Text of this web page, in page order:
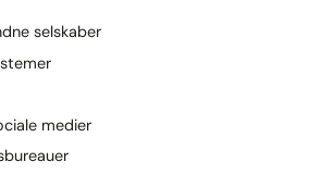
selskaber
medier